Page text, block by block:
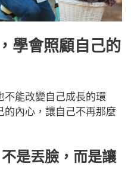
學會照顧自己的
不能改變自己成長的環
內心，讓自己不再那麼
是丟臉，而是讓